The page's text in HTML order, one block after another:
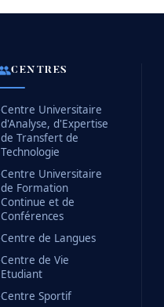
CENTRES
Centre Universitaire
d'Analyse, d'Expertise
de Transfert de
Technologie
Centre Universitaire
de Formation
Continue et de
Conférences
Centre de Langues
Centre de Vie
Etudiant
Centre Sportif